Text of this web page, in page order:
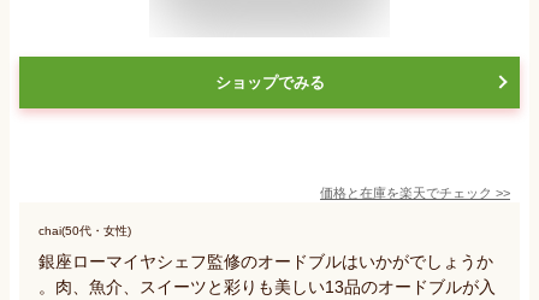
ショップでみる
価格と在庫を楽天でチェック >>
chai(50代・女性)
銀座ローマイヤシェフ監修のオードブルはいかがでしょうか
。肉、魚介、スイーツと彩りも美しい13品のオードブルが入